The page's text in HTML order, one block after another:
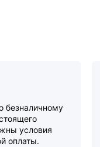
безналичному
условия
оплаты.